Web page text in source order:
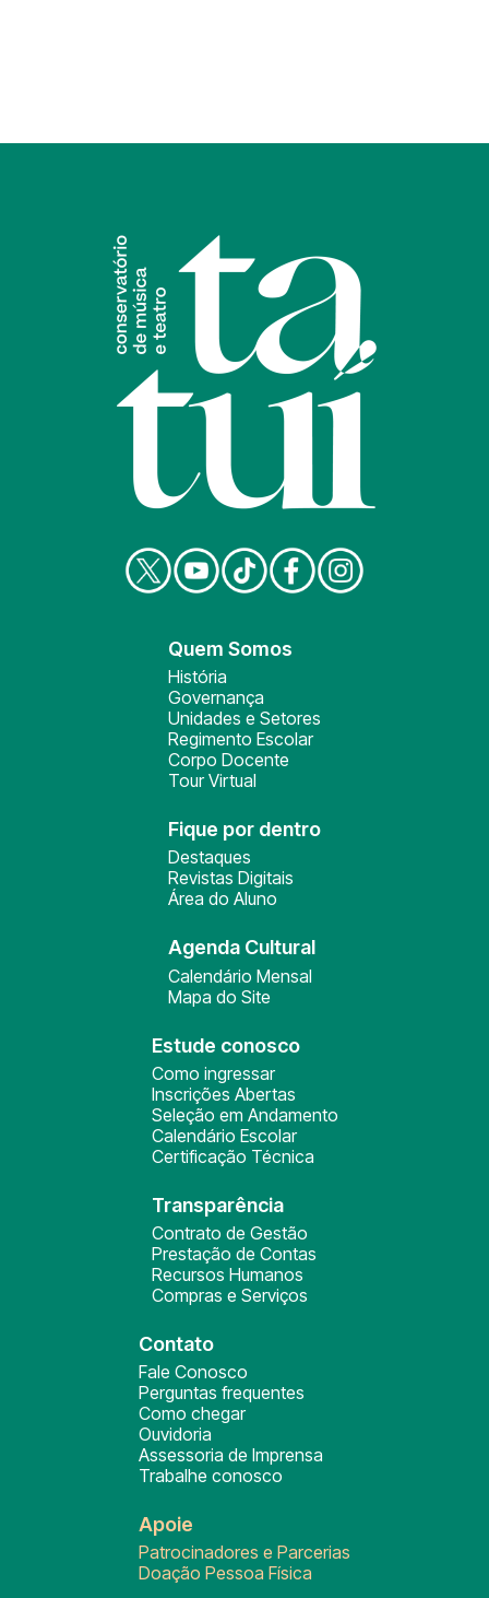
Quem Somos
História
Governança
Unidades e Setores
Regimento Escolar
Corpo Docente
Tour Virtual
Fique por dentro
Destaques
Revistas Digitais
Área do Aluno
Agenda Cultural
Calendário Mensal
Mapa do Site
Estude conosco
Como ingressar
Inscrições Abertas
Seleção em Andamento
Calendário Escolar
Certificação Técnica
Transparência
Contrato de Gestão
Prestação de Contas
Recursos Humanos
Compras e Serviços
Contato
Fale Conosco
Perguntas frequentes
Como chegar
Ouvidoria
Assessoria de Imprensa
Trabalhe conosco
Apoie
Patrocinadores e Parcerias
Doação Pessoa Física